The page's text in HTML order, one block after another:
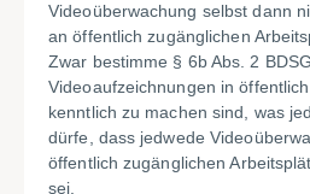
Videoüberwachung selbst dann
an öffentlich zugänglichen
Zwar bestimme § 6b Abs. 2
Videoaufzeichnungen in
kenntlich zu machen sind, was
dürfe, dass jedwede
öffentlich zugänglichen
sei.